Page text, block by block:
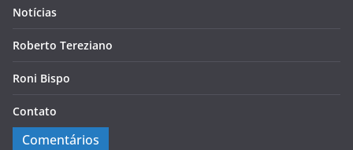
Notícias
Roberto Tereziano
Roni Bispo
Contato
Comentários